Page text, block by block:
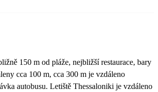
150 m od pláže, nejbližší restaurace, bary
cca 100 m, cca 300 m je vzdáleno
autobusu. Letiště Thessaloniki je vzdáleno